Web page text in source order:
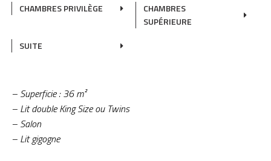
CHAMBRES PRIVILÈGE
CHAMBRES
SUPÉRIEURE
SUITE
– Superficie : 36 m²
– Lit double King Size ou Twins
– Salon
– Lit gigogne